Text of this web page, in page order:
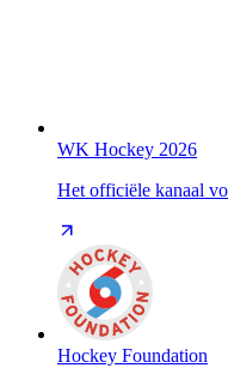
WK Hockey 2026
Het officiële kanaal
Hockey Foundation